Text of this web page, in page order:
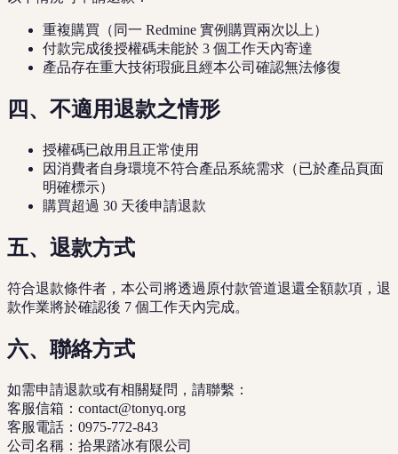
重複購買（同一 Redmine 實例購買兩次以上）
付款完成後授權碼未能於 3 個工作天內寄達
產品存在重大技術瑕疵且經本公司確認無法修復
四、不適用退款之情形
授權碼已啟用且正常使用
因消費者自身環境不符合產品系統需求（已於產品頁面
明確標示）
購買超過 30 天後申請退款
五、退款方式
符合退款條件者，本公司將透過原付款管道退還全額款項，退
款作業將於確認後 7 個工作天內完成。
六、聯絡方式
如需申請退款或有相關疑問，請聯繫：
客服信箱：contact@tonyq.org
客服電話：0975-772-843
公司名稱：拾果踏冰有限公司